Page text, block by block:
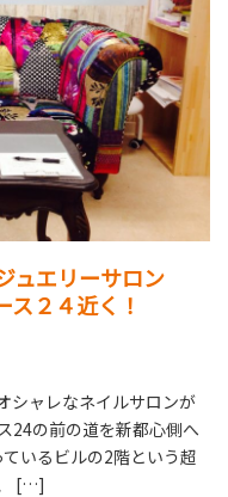
ュエリーサロン
２４近く！
シャレなネイルサロンが
24の前の道を新都心側へ
いるビルの2階という超
[…]